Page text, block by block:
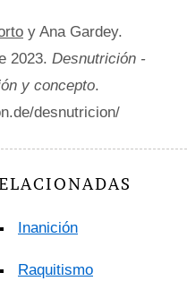
y Ana Gardey.
2023. Desnutrición -
y concepto.
desnutricion/
Inanición
Raquitismo